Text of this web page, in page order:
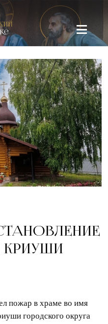
собор в Ульяновске
КРИУШИ
пожар в храме во имя
городского округа